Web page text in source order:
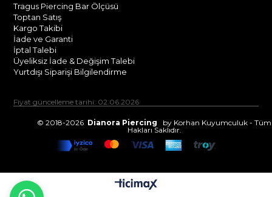
Tragus Piercing Bar Ölçüsü
Toptan Satış
Kargo Takibi
İade ve Garanti
İptal Talebi
Üyeliksiz İade & Değişim Talebi
Yurtdışı Siparişi Bilgilendirme
Fiyat güncelleme tarihi: 02.06.2026
© 2018-2026 Dianora Piercing by Korhan Kuyumculuk - Tüm
Hakları Saklıdır.